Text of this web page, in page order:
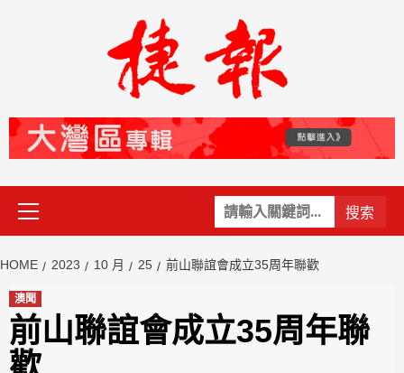
關
鍵
Primary
Menu
HOME 2023 10 月 25 前山聯誼會成立35周年聯歡
澳聞
前山聯誼會成立35周年聯